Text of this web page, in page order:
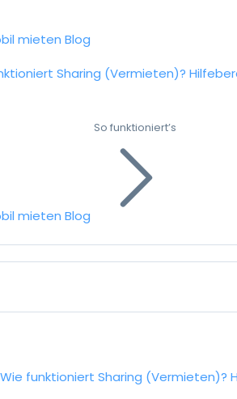
mieten Blog
Sharing (Vermieten)?
mieten Blog
So funktioniert’s
Wie funktioniert Sharing (Vermieten)?